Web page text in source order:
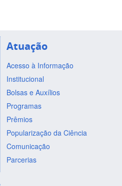
Atuação
Acesso à Informação
Institucional
Bolsas e Auxílios
Programas
Prêmios
Popularização da Ciência
Comunicação
Parcerias